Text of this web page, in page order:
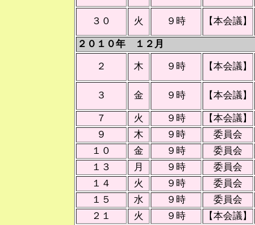
３０ 火 ９時 【本会議】
２０１０年 １２月
２ 木 ９時 【本会議】
３ 金 ９時 【本会議】
７ 火 ９時 【本会議】
９
木 ９時 委員会
１０
金 ９時 委員会
１３
月 ９時 委員会
１４
火 ９時 委員会
１５
水 ９時 委員会
２１
火 ９時 【本会議】